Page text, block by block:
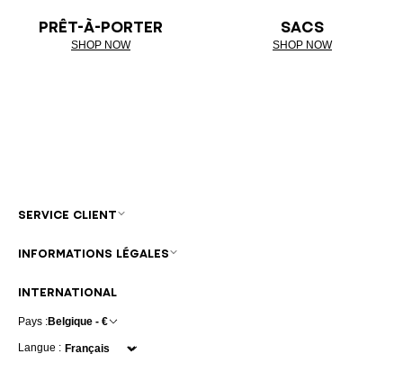
PRÊT-À-PORTER
SHOP NOW
SACS
SHOP NOW
INTERNATIONAL
Pays :Belgique - €
Langue :
SERVICE CLIENT
INFORMATIONS LÉGALES